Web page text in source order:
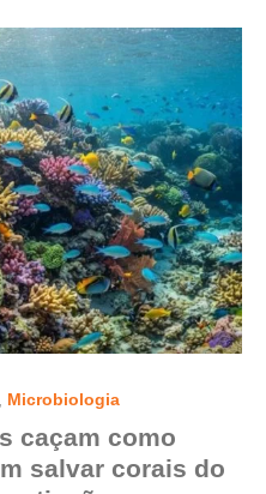
Microbiologia
caçam como
salvar corais do